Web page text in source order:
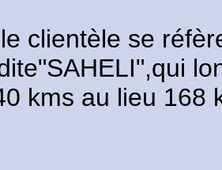
clientèle se
kms au lieu 168